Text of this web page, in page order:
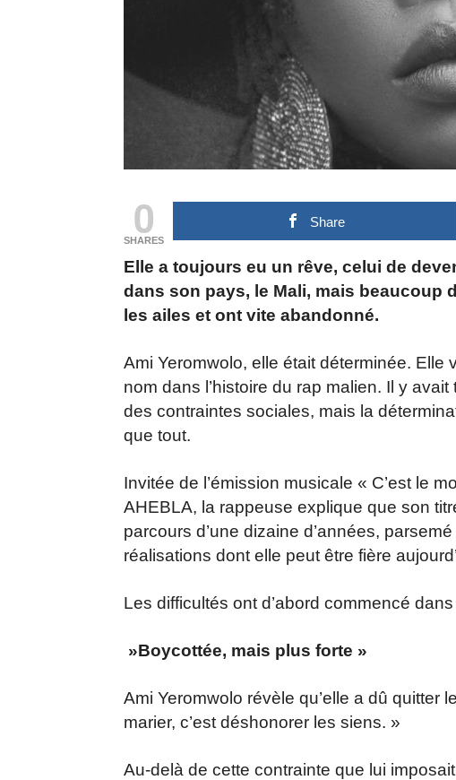
0
SHARES
Share
Elle a toujours eu un rêve, celui de
dans son pays, le Mali, mais beaucoup
les ailes et ont vite abandonné.
Ami Yeromwolo, elle était déterminée. Elle
nom dans l’histoire du rap malien. Il y
des contraintes sociales, mais la
que tout.
Invitée de l’émission musicale « C’est le
AHEBLA, la rappeuse explique que son
parcours d’une dizaine d’années,
réalisations dont elle peut être fière
Les difficultés ont d’abord commencé
»Boycottée, mais plus forte »
Ami Yeromwolo révèle qu’elle a dû quitter
marier, c’est déshonorer les siens. »
Au-delà de cette contrainte que lui